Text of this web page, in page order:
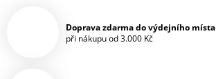
Doprava zdarma do výdejního místa
při nákupu od 3.000 Kč